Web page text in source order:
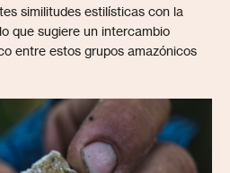
similitudes estilísticas con la
, lo que sugiere un intercambio
entre estos grupos amazónicos